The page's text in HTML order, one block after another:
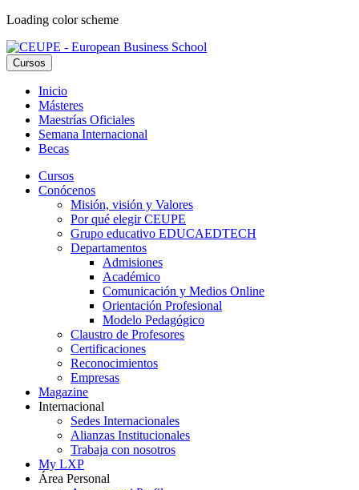
Loading color scheme
Cursos
Inicio
Másteres
Maestrías Oficiales
Semana Internacional
Becas
Cursos
Conócenos
Misión, visión y Valores
Por qué elegir CEUPE
Grupo educativo EDUCAEDTECH
Departamentos
Admisiones
Académico
Comunicación y Medios Online
Orientación Profesional
Modelo Pedagógico
Claustro de Profesores
Certificaciones
Reconocimientos
Empresas
Magazine
Internacional
Sedes Internacionales
Alianzas Institucionales
Trabaja con nosotros
My LXP
Área Personal